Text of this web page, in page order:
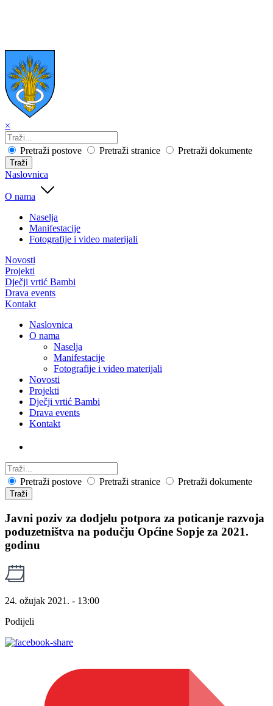
×
Pretraži postove Pretraži stranice Pretraži dokumente
Traži
Naslovnica
O nama
Naselja
Manifestacije
Fotografije i video materijali
Novosti
Projekti
Dječji vrtić Bambi
Drava events
Kontakt
Naslovnica
O nama
Naselja
Manifestacije
Fotografije i video materijali
Novosti
Projekti
Dječji vrtić Bambi
Drava events
Kontakt
Pretraži postove Pretraži stranice Pretraži dokumente
Traži
Javni poziv za dodjelu potpora za poticanje razvoja
poduzetništva na podučju Općine Sopje za 2021.
godinu
24. ožujak 2021. - 13:00
Podijeli